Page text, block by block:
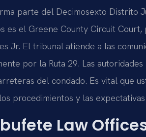
parte del Decimosexto Distrito
es el Greene County Circuit
Jr. El tribunal atiende a las
por la Ruta 29. Las
del condado. Es vital que
procedimientos y las
Law